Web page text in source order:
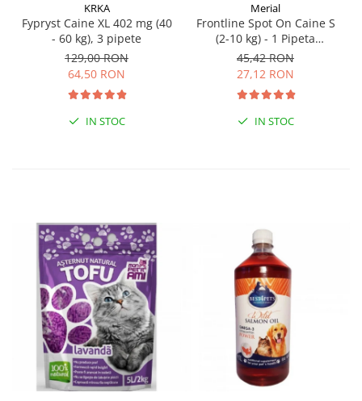
KRKA
Fypryst Caine XL 402 mg (40
- 60 kg), 3 pipete
129,00 RON
64,50 RON
IN STOC
Merial
Frontline Spot On Caine S
(2-10 kg) - 1 Pipeta
Antiparazitara (fipronil)
45,42 RON
27,12 RON
IN STOC